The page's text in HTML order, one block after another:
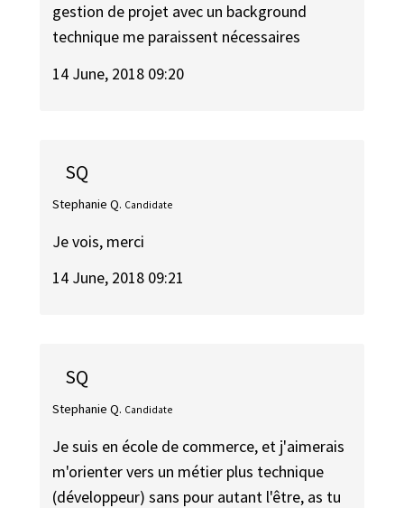
gestion de projet avec un background
technique me paraissent nécessaires
14 June, 2018 09:20
SQ
Stephanie Q. Candidate
Je vois, merci
14 June, 2018 09:21
SQ
Stephanie Q. Candidate
Je suis en école de commerce, et j'aimerais
m'orienter vers un métier plus technique
(développeur) sans pour autant l'être, as tu